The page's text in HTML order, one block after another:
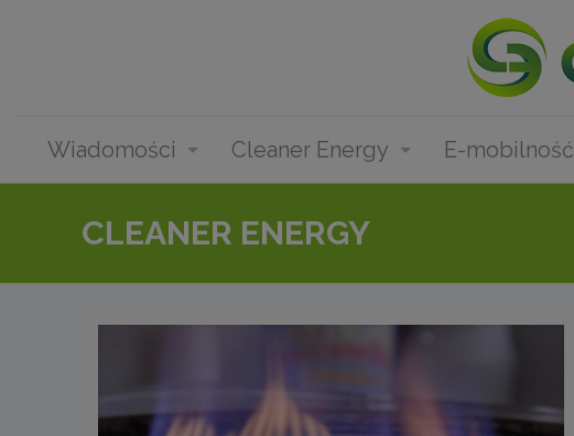
Wiadomości Cleaner Energy E-mobilność
CLEANER ENERGY